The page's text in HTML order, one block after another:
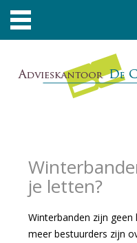
je letten?
Winterbanden zijn
meer bestuurders zijn